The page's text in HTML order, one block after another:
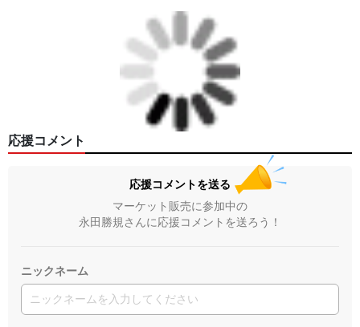
応援コメント
応援コメントを送る
マーケット販売に参加中の
永田勝規さんに応援コメントを送ろう！
ニックネーム